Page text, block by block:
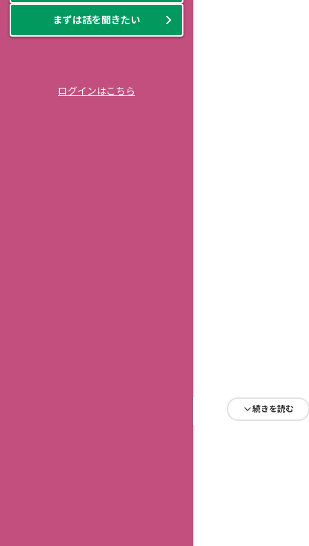
続きを読む
続きを読む
続きを読む
続きを読む
続きを読む
続きを読む
続きを読む
続きを読む
続きを読む
続きを読む
続きを読む
続きを読む
続きを読む
続きを読む
続きを読む
続きを読む
続きを読む
続きを読む
続きを読む
続きを読む
まずは話を聞きたい
ログインはこちら